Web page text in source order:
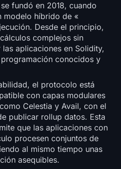
fundó en 2018, cuando
modelo híbrido de «
Desde el principio,
complejos sin
aplicaciones en Solidity,
conocidos y
el protocolo está
con capas modulares
Celestia y Avail, con el
publicar rollup datos. Esta
que las aplicaciones con
procesen conjuntos de
al mismo tiempo unas
asequibles.